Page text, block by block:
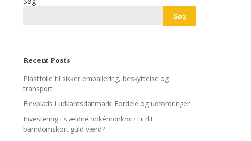
Søg
Recent Posts
Plastfolie til sikker emballering, beskyttelse og
transport
Elevplads i udkantsdanmark: Fordele og udfordringer
Investering i sjældne pokémonkort: Er dit
barndomskort guld værd?